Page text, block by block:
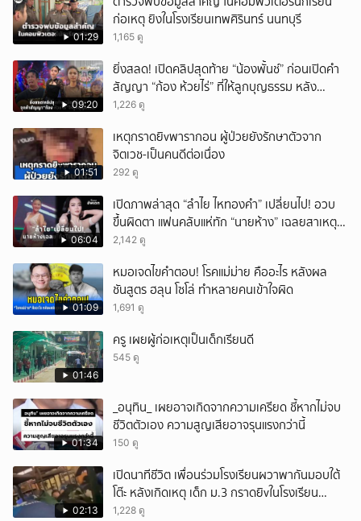
01:29
ก่อเหตุ ยิงในโรงเรียนเทพศิรินทร์ นนทบุรี
1,165 ดู
09:20
ยิ่งสลด! เปิดคลิปสุดท้าย “น้องพั้นช์” ก่อนเปิดคำ
สัญญา “ก้อง ห้วยไร่” ที่ให้ลูกบุญธรรม หลัง
ลาโลก!
1,226 ดู
01:51
เหตุกราดยิvพารากอน ผู้ป่วยยังรักษาตัวจาก
จิตเวช-เป็นคนดีต่อเนื่อง
292 ดู
06:04
เปิดภาพล่าสุด “ลำไย ไหทองคำ” เปลี่ยนไป! อวบ
ขึ้นผิดตา แฟนคลับแห่ทัก “นายห้าง” เฉลยสาเหตุ
ชัด!
2,142 ดู
01:09
หมอเจดไขคำตอบ! โรคแม่ม่าย คืออะไร หลังผล
ชันสูตร ฮลุน โซโล่ ทำหลายคนเข้าใจผิด
1,691 ดู
01:46
ครู เผยผู้ก่อเหตุเป็นเด็กเรียนดี
545 ดู
01:34
_อนุทิน_ เผยอาจเกิดจากความเครียด ชี้หากไม่จบ
ชีวิตตัวเอง ความสูญเสียอาจรุนแรงกว่านี้
150 ดู
02:13
เปิดนาทีชีวิต เพื่อนร่วมโรงเรียนผวาพากันมอบใต้
โต๊ะ หลังเกิดเหตุ เด็ก ม.3 กราดยิvในโรงเรียน
เทพศิรินทร์นนท์ แบบไม่เลือกหน้า เสียงปืนดังสนั่น
1,228 ดู